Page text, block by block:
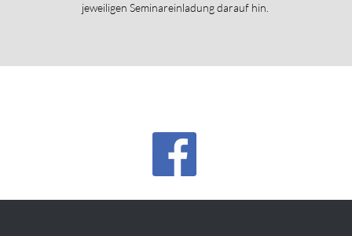
jeweiligen Seminareinladung darauf hin.